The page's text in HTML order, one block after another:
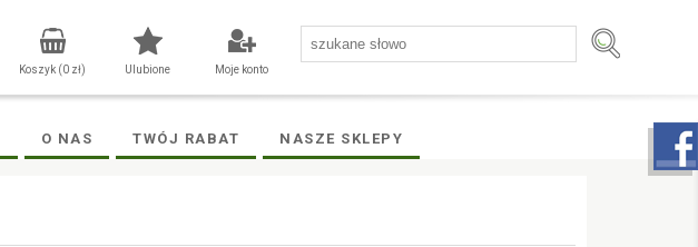
Moje konto
Ulubione
Koszyk (0 zł)
O NAS TWÓJ RABAT NASZE SKLEPY